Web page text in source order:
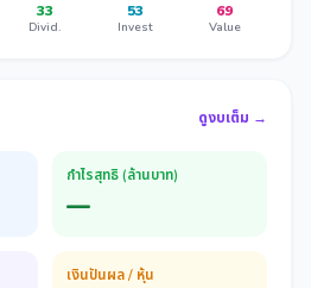
33
Divid.
53
Invest
69
Value
ดูงบเต็ม →
กำไรสุทธิ (ล้านบาท)
—
เงินปันผล / หุ้น